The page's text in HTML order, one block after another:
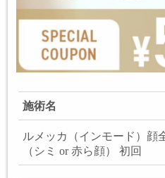
施術名
ルメッカ（インモード）顔
（シミ or 赤ら顔） 初回